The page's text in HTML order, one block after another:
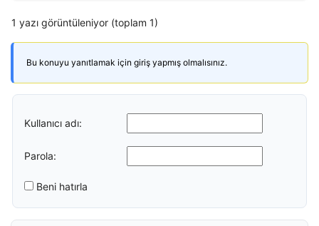
1 yazı görüntüleniyor (toplam 1)
Bu konuyu yanıtlamak için giriş yapmış olmalısınız.
Kullanıcı adı:
Parola:
Beni hatırla